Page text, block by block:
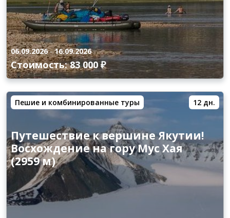
06.09.2026-16.09.2026
Стоимость: 83 000 ₽
Пешие и комбинированные туры 12 дн.
Путешествие к вершине Якутии!
Восхождение на гору Мус Хая
(2959 м)